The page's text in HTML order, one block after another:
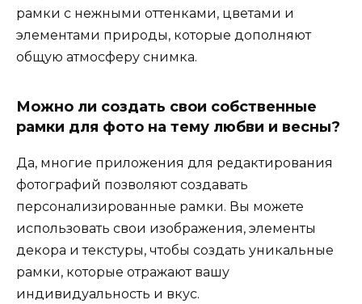
рамки с нежными оттенками, цветами и
элементами природы, которые дополняют
общую атмосферу снимка.
Можно ли создать свои собственные
рамки для фото на тему любви и весны?
Да, многие приложения для редактирования
фотографий позволяют создавать
персонализированные рамки. Вы можете
использовать свои изображения, элементы
декора и текстуры, чтобы создать уникальные
рамки, которые отражают вашу
индивидуальность и вкус.